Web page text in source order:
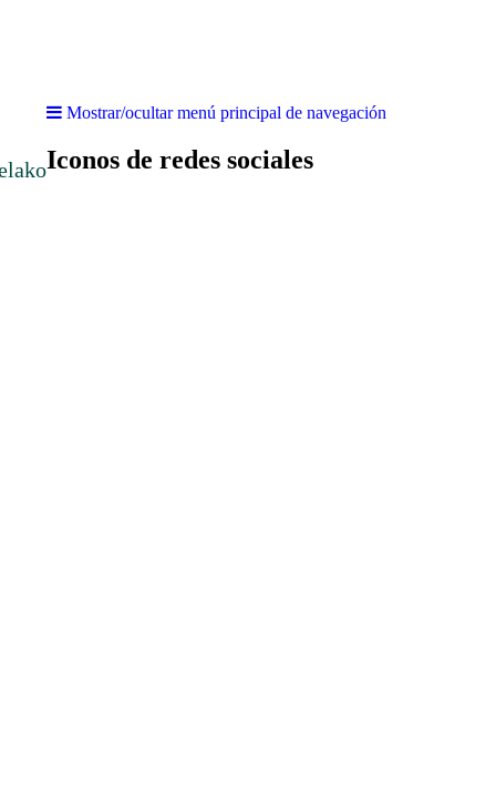
Mostrar/ocultar menú principal de navegación
Iconos de redes sociales